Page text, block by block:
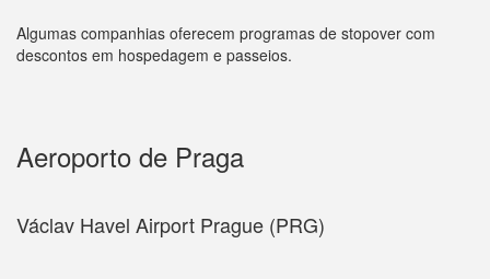
Algumas companhias oferecem programas de stopover com
descontos em hospedagem e passeios.
Aeroporto de Praga
Václav Havel Airport Prague (PRG)